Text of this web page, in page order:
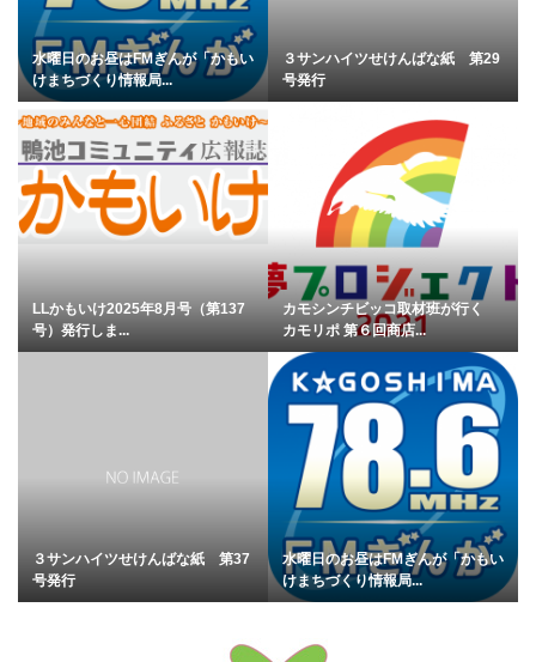
水曜日のお昼はFMぎんが「かもい
けまちづくり情報局...
３サンハイツせけんばな紙 第29
号発行
LLかもいけ2025年8月号（第137
号）発行しま...
カモシンチビッコ取材班が行く
カモリポ 第６回商店...
３サンハイツせけんばな紙 第37
号発行
水曜日のお昼はFMぎんが「かもい
けまちづくり情報局...